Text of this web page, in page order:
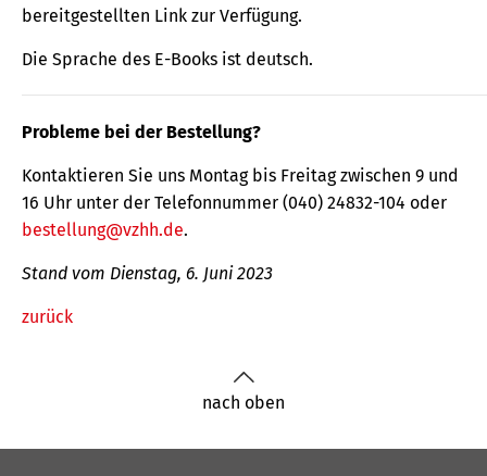
bereitgestellten Link zur Verfügung.
Die Sprache des E-Books ist deutsch.
Probleme bei der Bestellung?
Kontaktieren Sie uns Montag bis Freitag zwischen 9 und
16 Uhr unter der Telefonnummer (040) 24832-104 oder
bestellung@vzhh.de.
Stand vom Dienstag, 6. Juni 2023
zurück
nach oben